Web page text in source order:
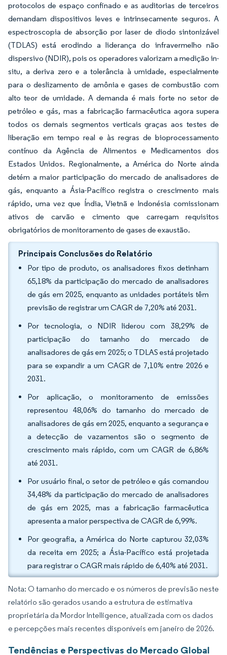
protocolos de espaço confinado e as auditorias de terceiros
demandam dispositivos leves e intrinsecamente seguros. A
espectroscopia de absorção por laser de diodo sintonizável
(TDLAS) está erodindo a liderança do infravermelho não
dispersivo (NDIR), pois os operadores valorizam a medição in-
situ, a deriva zero e a tolerância à umidade, especialmente
para o deslizamento de amônia e gases de combustão com
alto teor de umidade. A demanda é mais forte no setor de
petróleo e gás, mas a fabricação farmacêutica agora supera
todos os demais segmentos verticais graças aos testes de
liberação em tempo real e às regras de bioprocessamento
contínuo da Agência de Alimentos e Medicamentos dos
Estados Unidos. Regionalmente, a América do Norte ainda
detém a maior participação do mercado de analisadores de
gás, enquanto a Ásia-Pacífico registra o crescimento mais
rápido, uma vez que Índia, Vietnã e Indonésia comissionam
ativos de carvão e cimento que carregam requisitos
obrigatórios de monitoramento de gases de exaustão.
Principais Conclusões do Relatório
Por tipo de produto, os analisadores fixos detinham
65,18% da participação do mercado de analisadores
de gás em 2025, enquanto as unidades portáteis têm
previsão de registrar um CAGR de 7,20% até 2031.
Por tecnologia, o NDIR liderou com 38,29% de
participação do tamanho do mercado de
analisadores de gás em 2025; o TDLAS está projetado
para se expandir a um CAGR de 7,10% entre 2026 e
2031.
Por aplicação, o monitoramento de emissões
representou 48,06% do tamanho do mercado de
analisadores de gás em 2025, enquanto a segurança e
a detecção de vazamentos são o segmento de
crescimento mais rápido, com um CAGR de 6,86%
até 2031.
Por usuário final, o setor de petróleo e gás comandou
34,48% da participação do mercado de analisadores
de gás em 2025, mas a fabricação farmacêutica
apresenta a maior perspectiva de CAGR de 6,99%.
Por geografia, a América do Norte capturou 32,03%
da receita em 2025; a Ásia-Pacífico está projetada
para registrar o CAGR mais rápido de 6,40% até 2031.
Nota: O tamanho do mercado e os números de previsão neste
relatório são gerados usando a estrutura de estimativa
proprietária da Mordor Intelligence, atualizada com os dados
e percepções mais recentes disponíveis em janeiro de 2026.
Tendências e Perspectivas do Mercado Global